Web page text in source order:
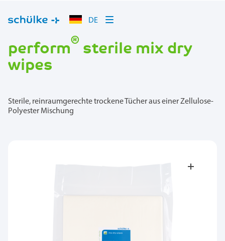
DE
perform® sterile mix dry
wipes
Sterile, reinraumgerechte trockene Tücher aus einer Zellulose-
Polyester Mischung